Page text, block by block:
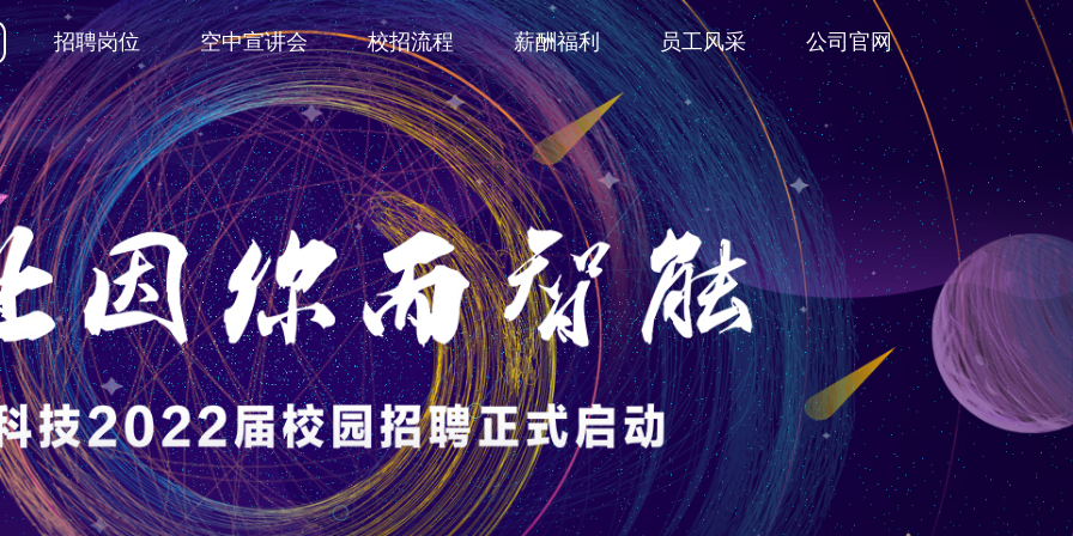
招聘岗位 空中宣讲会 校招流程 薪酬福利 员工风采 公司官网